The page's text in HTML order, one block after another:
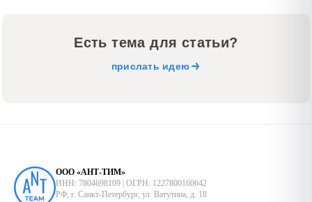
Есть тема для статьи?
прислать идею
ООО «АНТ-ТИМ»
ИНН: 7804698109 | ОГРН: 1227800160642
РФ, г. Санкт-Петербург, ул. Ватутина, д. 18